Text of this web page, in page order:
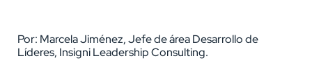
Por: Marcela Jiménez, Jefe de área Desarrollo de
Líderes, Insigni Leadership Consulting.